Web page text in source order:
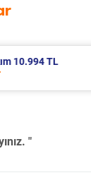
10.267 TL
"